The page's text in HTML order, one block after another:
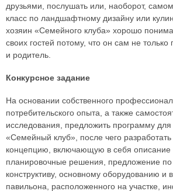
друзьями, послушать или, наоборот,
класс по ландшафтному дизайну или
хозяин «Семейного клуба» хорошо
своих гостей потому, что он сам не
и родитель.
Конкурсное задание
На основании собственного
потребительского опыта, а также
исследования, предложить программу для
«Семейный клуб», после чего разработать
концепцию, включающую в себя описание
планировочные решения, предложение по
конструктиву, основному оборудованию и
павильона, расположенного на участке,